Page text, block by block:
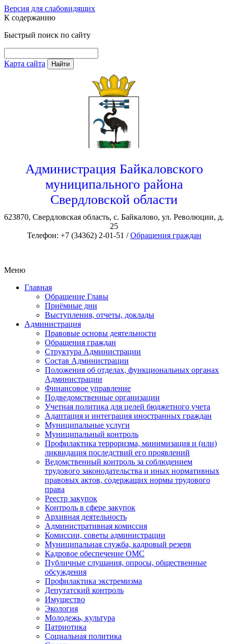
Версия для слабовидящих
К содержанию
Быстрый поиск по сайту
Карта сайта Найти
Администрация Байкаловского
муниципального района
Свердловской области
623870, Свердловская область, с. Байкалово, ул. Революции, д.
25
Телефон: +7 (34362) 2-01-51 /Обращения граждан
Меню
Главная
Обращение Главы
Приёмные дни
Выступления, отчеты, доклады
Администрация
Правовые основы деятельности
Обращения граждан
Структура Администрации
Состав Администрации
Положения об отделах, функциональных органах
Администрации
Финансовое управление
Подведомственные организации
Учетная политика для целей бюджетного учета
Адаптация и интеграция иностранных граждан
Муниципальные услуги
Муниципальный контроль
Профилактика терроризма, минимизация и (или)
ликвидация последствий его проявлений
Ведомственный контроль за соблюдением
трудового законодательства и иных нормативных
правовых актов, содержащих нормы трудового
права
Реестр закупок
Контроль в сфере закупок
Архивная деятельность
Административная комиссия
Комиссии, советы администрации
Муниципальная служба, кадровый резерв
Кадровое обеспечение ОМС
Публичные слушания, опросы, общественные
обсуждения
Профилактика экстремизма
Депутатский контроль
Имущество
Экология
Молодежь, культура
Патриотика
Социальная политика